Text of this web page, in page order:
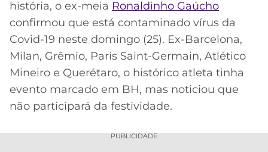
CÓDIGO
DE
INDICAÇÃO
BET365
CÓDIGO
BETANO
CORINTHIANS
SÃO
PAULO
SANTOS
FLAMENGO
A
LIBERTADORES
COPA
BRASIL
MERCADO
DA
BOLA
PALPITES
história, o ex-meia Ronaldinho Gaúcho
confirmou que está contaminado vírus da
Covid-19 neste domingo (25). Ex-Barcelona,
Milan, Grêmio, Paris Saint-Germain, Atlético
Mineiro e Querétaro, o histórico atleta tinha
evento marcado em BH, mas noticiou que
não participará da festividade.
PUBLICIDADE